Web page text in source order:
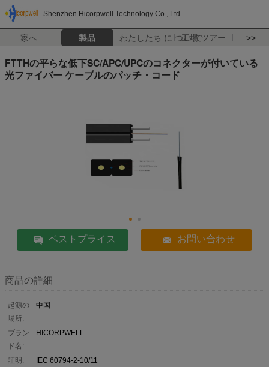
Shenzhen Hicorpwell Technology Co., Ltd
家へ 製品 わたしたち に つい て工場 ツアー >>
FTTHの平らな低下SC/APC/UPCのコネクターが付いている
光ファイバー ケーブルのパッチ・コード
ベストプライス お問い合わせ
商品の詳細
起源の
場所:
中国
ブラン
ド名:
HICORPWELL
証明:
IEC 60794-2-10/11